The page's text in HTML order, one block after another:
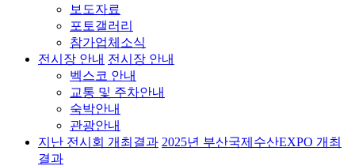
보도자료
포토갤러리
참가업체소식
전시장 안내 전시장 안내
벡스코 안내
교통 및 주차안내
숙박안내
관광안내
지난 전시회 개최결과 2025년 부산국제수산EXPO 개최
결과